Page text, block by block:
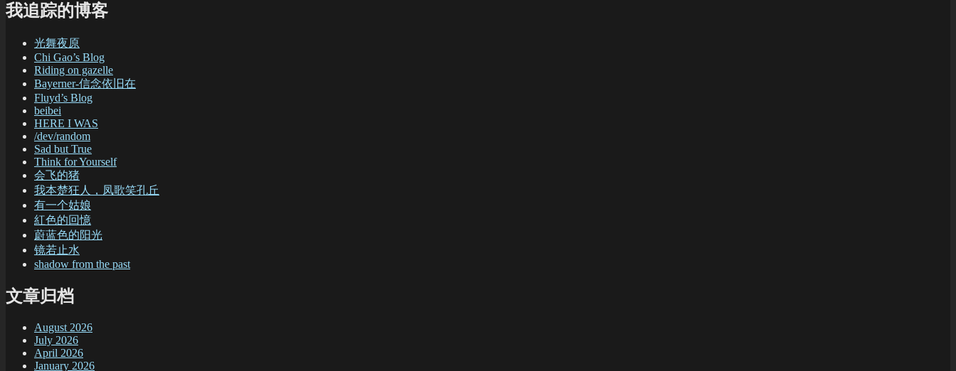
我追踪的博客
光舞夜原
Chi Gao’s Blog
Riding on gazelle
Bayerner-信念依旧在
Fluyd’s Blog
beibei
HERE I WAS
/dev/random
Sad but True
Think for Yourself
会飞的猪
我本楚狂人，凤歌笑孔丘
有一个姑娘
紅色的回憶
蔚蓝色的阳光
镜若止水
shadow from the past
文章归档
August 2026
July 2026
April 2026
January 2026